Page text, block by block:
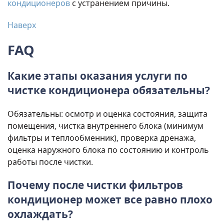
кондиционеров с устранением причины.
Наверх
FAQ
Какие этапы оказания услуги по
чистке кондиционера обязательны?
Обязательны: осмотр и оценка состояния, защита
помещения, чистка внутреннего блока (минимум
фильтры и теплообменник), проверка дренажа,
оценка наружного блока по состоянию и контроль
работы после чистки.
Почему после чистки фильтров
кондиционер может все равно плохо
охлаждать?